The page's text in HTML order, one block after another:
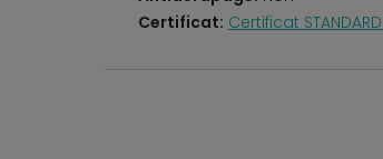
Certificat: Certificat